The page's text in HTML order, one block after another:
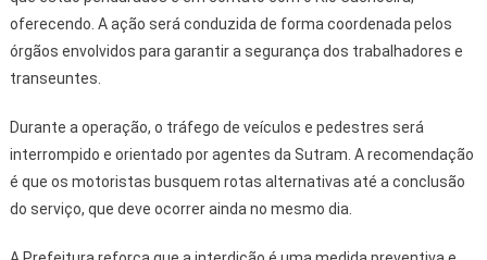
oferecendo. A ação será conduzida de forma coordenada pelos
órgãos envolvidos para garantir a segurança dos trabalhadores e
transeuntes.
Durante a operação, o tráfego de veículos e pedestres será
interrompido e orientado por agentes da Sutram. A recomendação
é que os motoristas busquem rotas alternativas até a conclusão
do serviço, que deve ocorrer ainda no mesmo dia.